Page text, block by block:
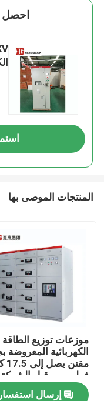
منزل، بيت
منتجات
المنتجات الموصى بها
موزعات توزيع الطاقة
الكهربائية المعروضة
فولت من قبل الشركة
المصنعة الأصلية
إرسال استفسار